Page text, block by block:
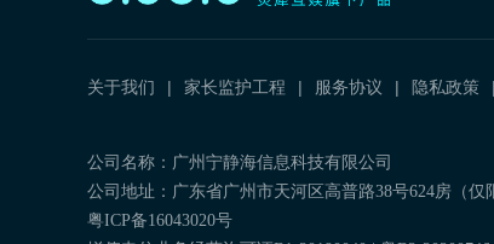
关于我们 家长监护工程 服务协议 隐私政策
公司名称：广州宁静海信息科技有限公司
公司地址：广东省广州市天河区高普路38号624房（仅
粤ICP备16043020号